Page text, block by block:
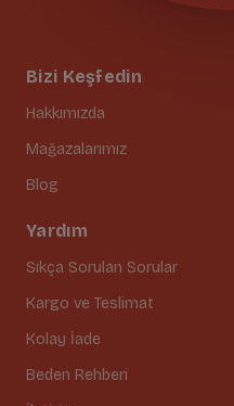
Bizi Keşfedin
Hakkımızda
Mağazalarımız
Blog
Yardım
Sıkça Sorulan Sorular
Kargo ve Teslimat
Kolay İade
Beden Rehberi